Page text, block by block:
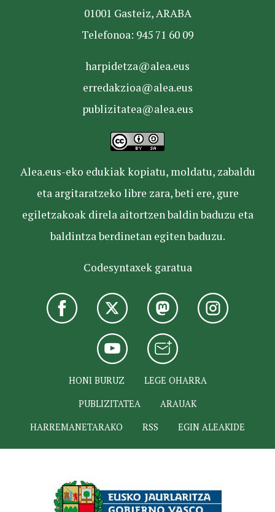
01001 Gasteiz, ARABA
Telefonoa: 945 71 60 09
harpidetza@alea.eus
erredakzioa@alea.eus
publizitatea@alea.eus
Alea.eus-eko edukiak kopiatu, moldatu, zabaldu
eta argitaratzeko libre zara, beti ere, gure
egiletzakoak direla aitortzen baldin baduzu eta
baldintza berdinetan egiten baduzu.
Codesyntaxek garatua
HONI BURUZ
LEGE OHARRA
PUBLIZITATEA
ARAUAK
HARREMANETARAKO
RSS EGIN ALEAKIDE